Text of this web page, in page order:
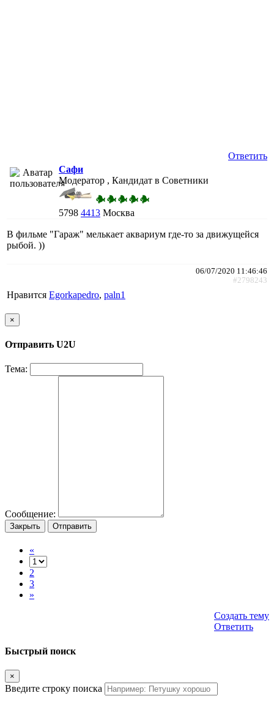
Ответить
Сафи
Модератор , Кандидат в Советники
5798 4413 Москва
В фильме "Гараж" мелькает аквариум где-то за движущейся
рыбой. ))
06/07/2020 11:46:46
#2798243
Нравится Egorkapedro, paln1
×
Отправить U2U
Тема:
Сообщение:
Закрыть Отправить
«
2
3
»
Создать тему
Ответить
Быстрый поиск
×
Введите строку поиска